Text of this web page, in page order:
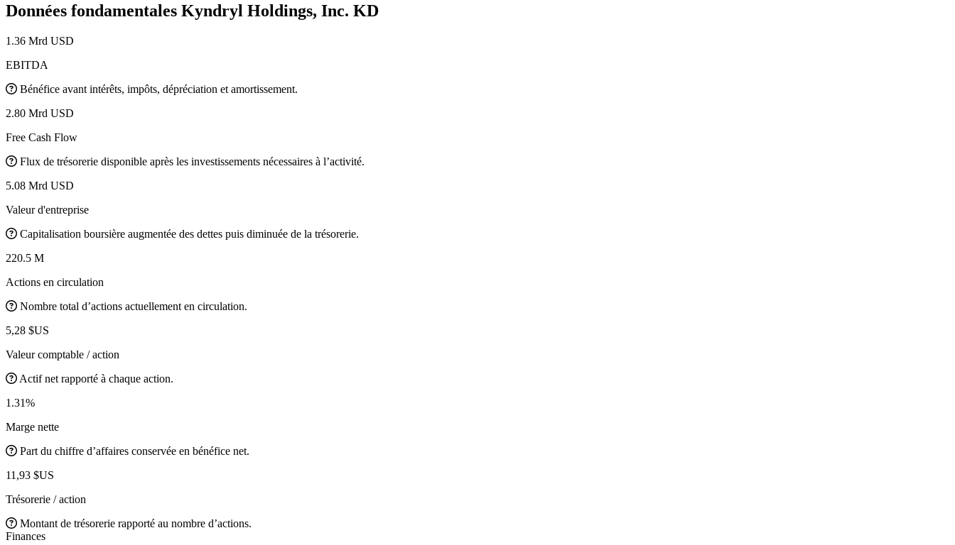
Données fondamentales Kyndryl Holdings, Inc. KD
1.36 Mrd USD
EBITDA
Bénéfice avant intérêts, impôts, dépréciation et amortissement.
2.80 Mrd USD
Free Cash Flow
Flux de trésorerie disponible après les investissements nécessaires à l’activité.
5.08 Mrd USD
Valeur d'entreprise
Capitalisation boursière augmentée des dettes puis diminuée de la trésorerie.
220.5 M
Actions en circulation
Nombre total d’actions actuellement en circulation.
5,28 $US
Valeur comptable / action
Actif net rapporté à chaque action.
1.31%
Marge nette
Part du chiffre d’affaires conservée en bénéfice net.
11,93 $US
Trésorerie / action
Montant de trésorerie rapporté au nombre d’actions.
Finances